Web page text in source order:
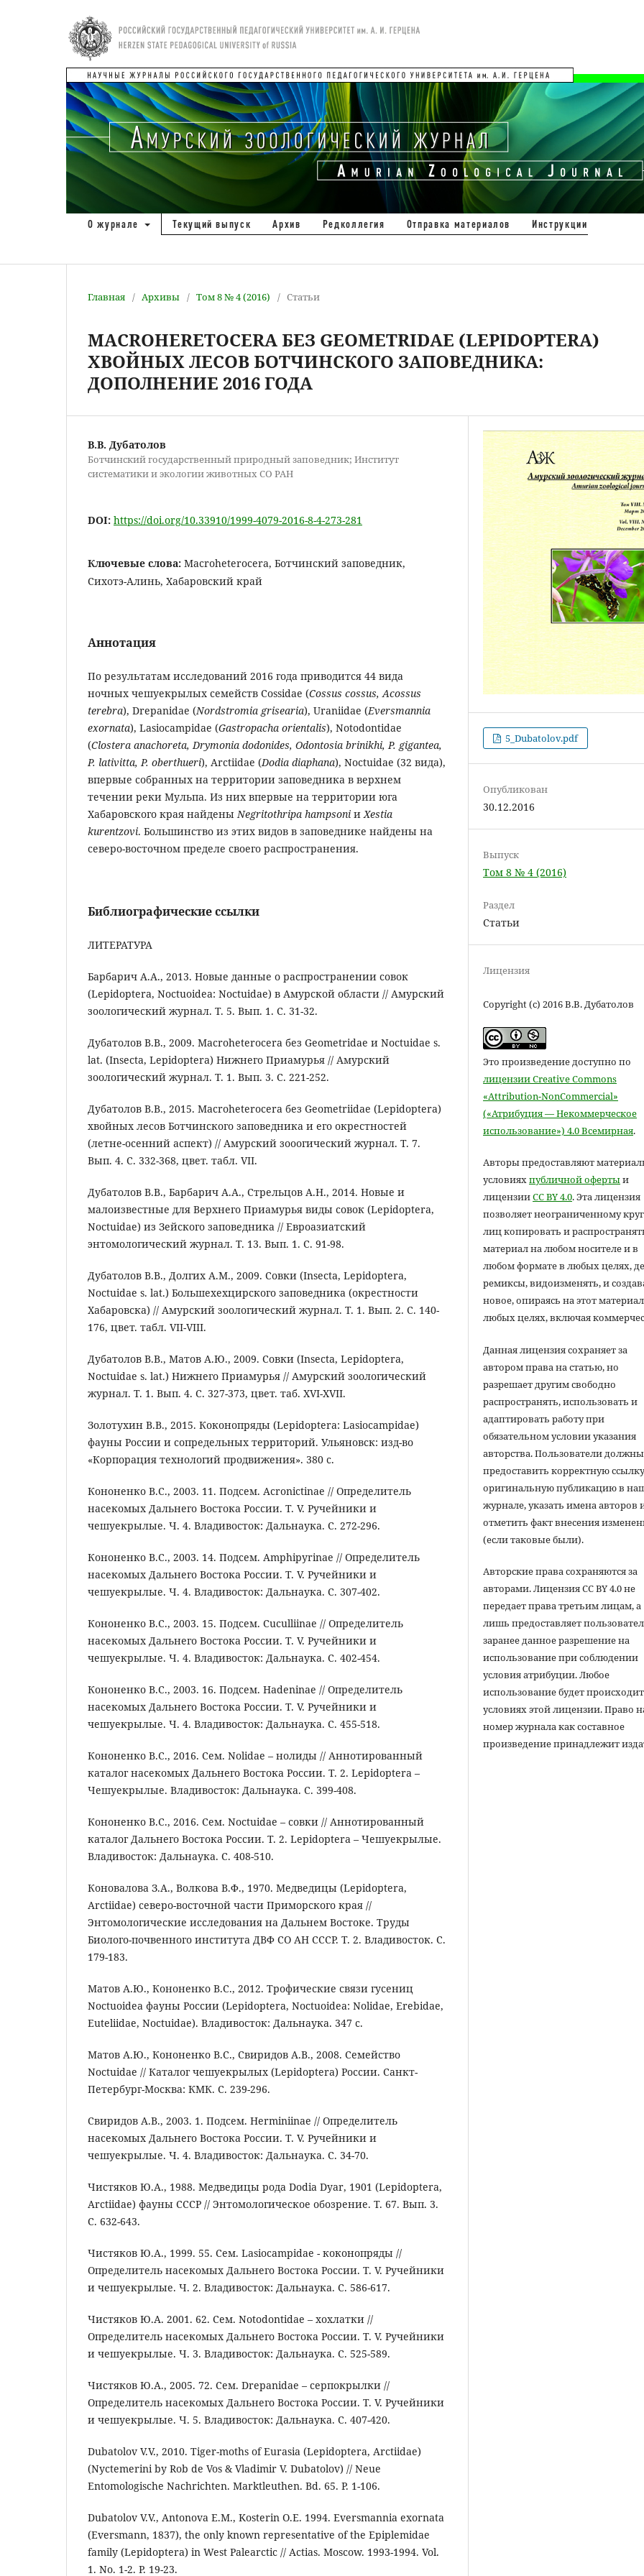
О журнале Текущий выпуск Архив Редколлегия Отправка материалов Инструкции
Главная / Архивы / Том 8 № 4 (2016) / Статьи
MACROHERETOCERA БЕЗ GEOMETRIDAE (LEPIDOPTERA)
ХВОЙНЫХ ЛЕСОВ БОТЧИНСКОГО ЗАПОВЕДНИКА:
ДОПОЛНЕНИЕ 2016 ГОДА
В.В. Дубатолов
Ботчинский государственный природный заповедник; Институт
систематики и экологии животных СО РАН
DOI: https://doi.org/10.33910/1999-4079-2016-8-4-273-281
Ключевые слова: Macroheterocera, Ботчинский заповедник,
Сихотэ-Алинь, Хабаровский край
Аннотация
По результатам исследований 2016 года приводится 44 вида
ночных чешуекрылых семейств Cossidae (Cossus cossus, Acossus
terebra), Drepanidae (Nordstromia grisearia), Uraniidae (Eversmannia
exornata), Lasiocampidae (Gastropacha orientalis), Notodontidae
(Clostera anachoreta, Drymonia dodonides, Odontosia brinikhi, P. gigantea,
P. lativitta, P. oberthueri), Arctiidae (Dodia diaphana), Noctuidae (32 вида),
впервые собранных на территории заповедника в верхнем
течении реки Мульпа. Из них впервые на территории юга
Хабаровского края найденыNegritothripa hampsoni иXestia
kurentzovi. Большинство из этих видов в заповеднике найдены на
северо-восточном пределе своего распространения.
Библиографические ссылки
ЛИТЕРАТУРА
Барбарич А.А., 2013. Новые данные о распространении совок
(Lepidoptera, Noctuoidea: Noctuidae) в Амурской области // Амурский
зоологический журнал. Т. 5. Вып. 1. С. 31-32.
Дубатолов В.В., 2009. Macroheterocera без Geometridae и Noctuidae s.
lat. (Insecta, Lepidoptera) Нижнего Приамурья // Амурский
зоологический журнал. Т. 1. Вып. 3. С. 221-252.
Дубатолов В.В., 2015. Macroheterocera без Geometriidae (Lepidoptera)
хвойных лесов Ботчинского заповедника и его окрестностей
(летне-осенний аспект) // Амурский зооогический журнал. Т. 7.
Вып. 4. С. 332-368, цвет. табл. VII.
Дубатолов В.В., Барбарич А.А., Стрельцов А.Н., 2014. Новые и
малоизвестные для Верхнего Приамурья виды совок (Lepidoptera,
Noctuidae) из Зейского заповедника // Евроазиатский
энтомологический журнал. Т. 13. Вып. 1. С. 91-98.
Дубатолов В.В., Долгих А.М., 2009. Совки (Insecta, Lepidoptera,
Noctuidae s. lat.) Большехехцирского заповедника (окрестности
Хабаровска) // Амурский зоологический журнал. Т. 1. Вып. 2. С. 140-
176, цвет. табл. VII-VIII.
Дубатолов В.В., Матов А.Ю., 2009. Совки (Insecta, Lepidoptera,
Noctuidae s. lat.) Нижнего Приамурья // Амурский зоологический
журнал. Т. 1. Вып. 4. С. 327-373, цвет. таб. XVI-XVII.
Золотухин В.В., 2015. Коконопряды (Lepidoptera: Lasiocampidae)
фауны России и сопредельных территорий. Ульяновск: изд-во
«Корпорация технологий продвижения». 380 с.
Кононенко В.С., 2003. 11. Подсем. Acronictinae // Определитель
насекомых Дальнего Востока России. Т. V. Ручейники и
чешуекрылые. Ч. 4. Владивосток: Дальнаука. С. 272-296.
Кононенко В.С., 2003. 14. Подсем. Amphipyrinae // Определитель
насекомых Дальнего Востока России. Т. V. Ручейники и
чешуекрылые. Ч. 4. Владивосток: Дальнаука. С. 307-402.
Кононенко В.С., 2003. 15. Подсем. Cuculliinae // Определитель
насекомых Дальнего Востока России. Т. V. Ручейники и
чешуекрылые. Ч. 4. Владивосток: Дальнаука. С. 402-454.
Кононенко В.С., 2003. 16. Подсем. Hadeninae // Определитель
насекомых Дальнего Востока России. Т. V. Ручейники и
чешуекрылые. Ч. 4. Владивосток: Дальнаука. С. 455-518.
Кононенко В.С., 2016. Сем. Nolidae – нолиды // Аннотированный
каталог насекомых Дальнего Востока России. Т. 2. Lepidoptera –
Чешуекрылые. Владивосток: Дальнаука. С. 399-408.
Кононенко В.С., 2016. Сем. Noctuidae – совки // Аннотированный
каталог Дальнего Востока России. Т. 2. Lepidoptera – Чешуекрылые.
Владивосток: Дальнаука. С. 408-510.
Коновалова З.А., Волкова В.Ф., 1970. Медведицы (Lepidoptera,
Arctiidae) северо-восточной части Приморского края //
Энтомологические исследования на Дальнем Востоке. Труды
Биолого-почвенного института ДВФ СО АН СССР. Т. 2. Владивосток. С.
179-183.
Матов А.Ю., Кононенко В.С., 2012. Трофические связи гусениц
Noctuoidea фауны России (Lepidoptera, Noctuoidea: Nolidae, Erebidae,
Euteliidae, Noctuidae). Владивосток: Дальнаука. 347 с.
Матов А.Ю., Кононенко В.С., Свиридов А.В., 2008. Семейство
Noctuidae // Каталог чешуекрылых (Lepidoptera) России. Санкт-
Петербург-Москва: КМК. С. 239-296.
Свиридов А.В., 2003. 1. Подсем. Herminiinae // Определитель
насекомых Дальнего Востока России. Т. V. Ручейники и
чешуекрылые. Ч. 4. Владивосток: Дальнаука. С. 34-70.
Чистяков Ю.А., 1988. Медведицы рода Dodia Dyar, 1901 (Lepidoptera,
Arctiidae) фауны СССР // Энтомологическое обозрение. Т. 67. Вып. 3.
С. 632-643.
Чистяков Ю.А., 1999. 55. Сем. Lasiocampidae - коконопряды //
Определитель насекомых Дальнего Востока России. Т. V. Ручейники
и чешуекрылые. Ч. 2. Владивосток: Дальнаука. С. 586-617.
Чистяков Ю.А. 2001. 62. Сем. Notodontidae – хохлатки //
Определитель насекомых Дальнего Востока России. Т. V. Ручейники
и чешуекрылые. Ч. 3. Владивосток: Дальнаука. С. 525-589.
Чистяков Ю.А., 2005. 72. Сем. Drepanidae – серпокрылки //
Определитель насекомых Дальнего Востока России. Т. V. Ручейники
и чешуекрылые. Ч. 5. Владивосток: Дальнаука. С. 407-420.
Dubatolov V.V., 2010. Tiger-moths of Eurasia (Lepidoptera, Arctiidae)
(Nyctemerini by Rob de Vos & Vladimir V. Dubatolov) // Neue
Entomologische Nachrichten. Marktleuthen. Bd. 65. P. 1-106.
Dubatolov V.V., Antonova E.M., Kosterin O.E. 1994. Eversmannia exornata
(Eversmann, 1837), the only known representative of the Epiplemidae
family (Lepidoptera) in West Palearctic // Actias. Moscow. 1993-1994. Vol.
1. No. 1-2. P. 19-23.
5_Dubatolov.pdf
Опубликован
30.12.2016
Выпуск
Том 8 № 4 (2016)
Раздел
Статьи
Лицензия
Copyright (c) 2016 В.В. Дубатолов
Это произведение доступно по
лицензии Creative Commons
«Attribution-NonCommercial»
(«Атрибуция — Некоммерческое
использование») 4.0 Всемирная.
Авторы предоставляют
условияхпубличной офертыи
лицензииCC BY 4.0. Эта лицензия
позволяет неограниченному
лиц копировать и
материал на любом носителе и в
любом формате в любых целях,
ремиксы, видоизменять, и
новое, опираясь на этот
любых целях, включая
Данная лицензия сохраняет за
автором права на статью, но
разрешает другим свободно
распространять, использовать и
адаптировать работу при
обязательном условии указания
авторства. Пользователи должны
предоставить корректную
оригинальную публикацию в
журнале, указать имена авторов
отметить факт внесения
(если таковые были).
Авторские права сохраняются за
авторами. Лицензия CC BY 4.0 не
передает права третьим лицам, а
лишь предоставляет
заранее данное разрешение на
использование при соблюдении
условия атрибуции. Любое
использование будет
условиях этой лицензии. Право
номер журнала как составное
произведение принадлежит